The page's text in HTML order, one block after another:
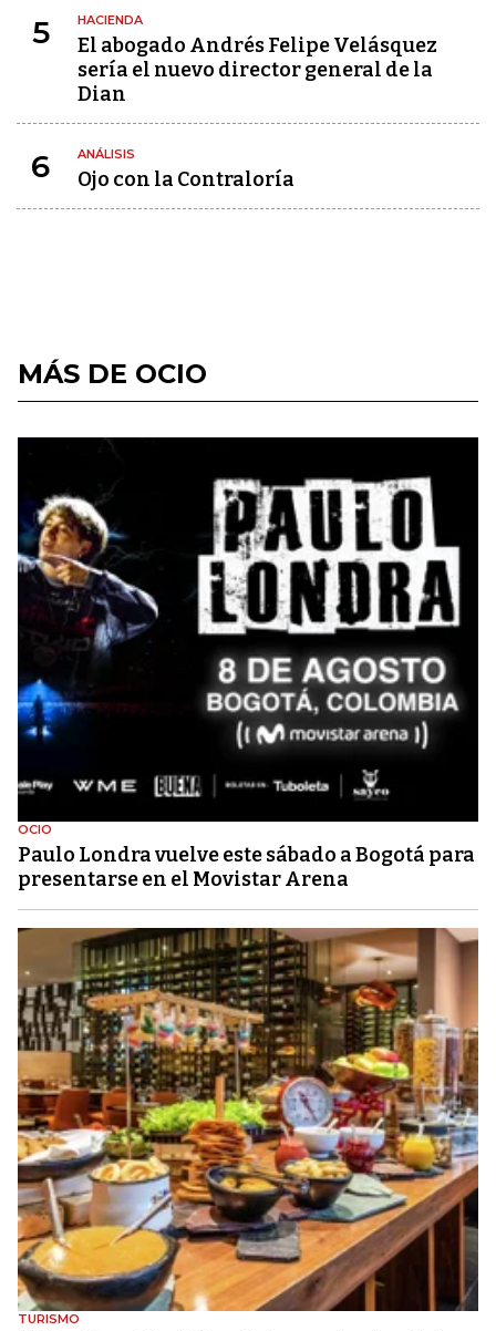
5 HACIENDA
El abogado Andrés Felipe Velásquez
sería el nuevo director general de la
Dian
6 ANÁLISIS
Ojo con la Contraloría
MÁS DE OCIO
OCIO
Paulo Londra vuelve este sábado a Bogotá para
presentarse en el Movistar Arena
TURISMO